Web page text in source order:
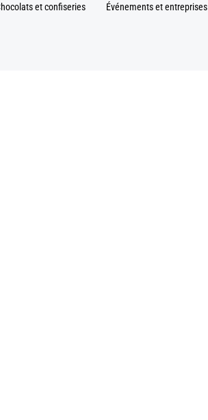
et confiseries Événements et entreprises